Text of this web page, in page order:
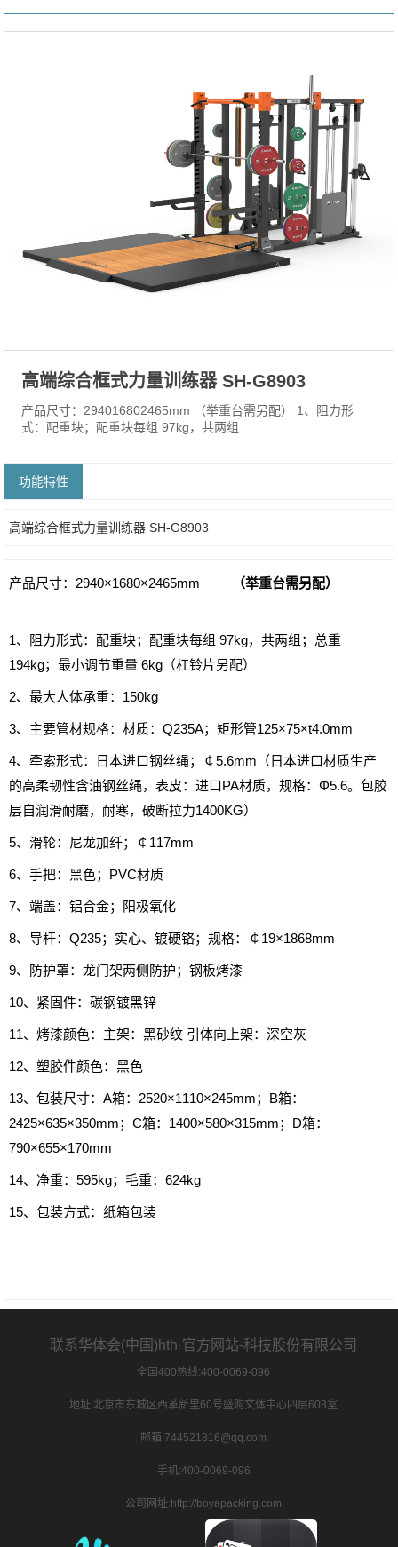
高端综合框式力量训练器 SH-G8903
产品尺寸：294016802465mm （举重台需另配） 1、阻力形
式：配重块；配重块每组 97kg，共两组
功能特性
高端综合框式力量训练器 SH-G8903
产品尺寸：2940×1680×2465mm （举重台需另配）
1、阻力形式：配重块；配重块每组 97kg，共两组；总重
194kg；最小调节重量 6kg（杠铃片另配）
2、最大人体承重：150kg
3、主要管材规格：材质：Q235A；矩形管125×75×t4.0mm
4、牵索形式：日本进口钢丝绳；￠5.6mm（日本进口材质生产
的高柔韧性含油钢丝绳，表皮：进口PA材质，规格：Φ5.6。包胶
层自润滑耐磨，耐寒，破断拉力1400KG）
5、滑轮：尼龙加纤；￠117mm
6、手把：黑色；PVC材质
7、端盖：铝合金；阳极氧化
8、导杆：Q235；实心、镀硬铬；规格：￠19×1868mm
9、防护罩：龙门架两侧防护；钢板烤漆
10、紧固件：碳钢镀黑锌
11、烤漆颜色：主架：黑砂纹 引体向上架：深空灰
12、塑胶件颜色：黑色
13、包装尺寸：A箱：2520×1110×245mm；B箱：
2425×635×350mm；C箱：1400×580×315mm；D箱：
790×655×170mm
14、净重：595kg；毛重：624kg
15、包装方式：纸箱包装
联系华体会(中国)hth·官方网站-科技股份有限公司
全国400热线:400-0069-096
地址:北京市东城区西革新里60号盛购文体中心四层603室
邮箱:744521816@qq.com
手机:400-0069-096
公司网址:http://boyapacking.com